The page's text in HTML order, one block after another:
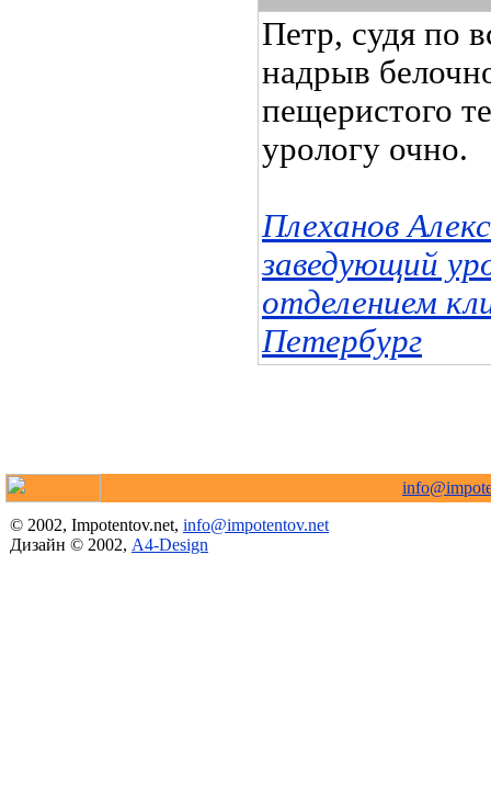
Петр, судя по
надрыв
пещеристого
урологу очно.
Плеханов
заведующий
отделением
Петербург
© 2002, Impotentov.net, info@impotentov.net
Дизайн © 2002, A4-Design